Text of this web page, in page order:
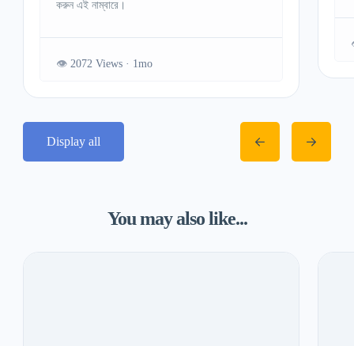
করুন এই নাম্বারে।
2072 Views
Display all
You may also like...